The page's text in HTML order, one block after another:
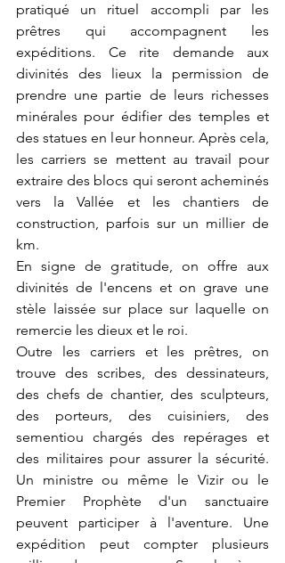
pratiqué un rituel accompli par les
prêtres qui accompagnent les
expéditions. Ce rite demande aux
divinités des lieux la permission de
prendre une partie de leurs richesses
minérales pour édifier des temples et
des statues en leur honneur. Après cela,
les carriers se mettent au travail pour
extraire des blocs qui seront acheminés
vers la Vallée et les chantiers de
construction, parfois sur un millier de
km.
En signe de gratitude, on offre aux
divinités de l'encens et on grave une
stèle laissée sur place sur laquelle on
remercie les dieux et le roi.
Outre les carriers et les prêtres, on
trouve des scribes, des dessinateurs,
des chefs de chantier, des sculpteurs,
des porteurs, des cuisiniers, des
sementiou chargés des repérages et
des militaires pour assurer la sécurité.
Un ministre ou même le Vizir ou le
Premier Prophète d'un sanctuaire
peuvent participer à l'aventure. Une
expédition peut compter plusieurs